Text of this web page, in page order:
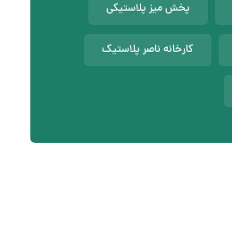
پخش میز پلاستیکی
کارخانه ناصر پلاستیک